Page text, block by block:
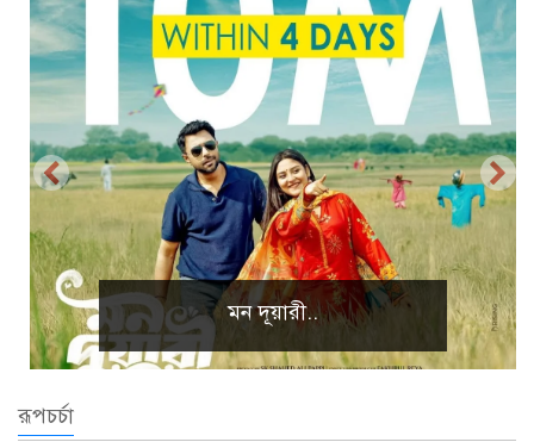
প্রাকৃতিক দৃশ্য
রূপচর্চা